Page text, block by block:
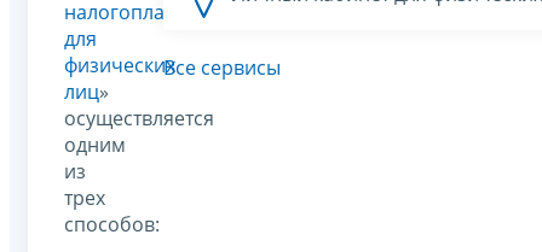
налогоплательщика
для
физических
лиц»
осуществляется
одним
из
трех
способов:
Все сервисы